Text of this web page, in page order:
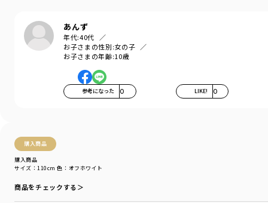
あんず
年代:40代
お子さまの性別:女の子
お子さまの年齢:10歳
参考になった 0 LIKE! 0
購入商品
購入商品
サイズ：110cm 色：オフホワイト
商品をチェックする＞